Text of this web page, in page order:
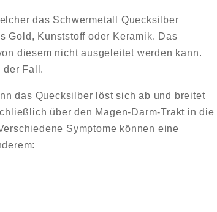
das Schwermetall Quecksilber
Gold, Kunststoff oder Keramik. Das
diesem nicht ausgeleitet werden kann.
der Fall.
das Quecksilber löst sich ab und breitet
über den Magen-Darm-Trakt in die
Symptome können eine